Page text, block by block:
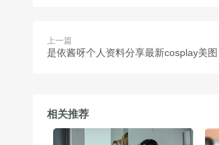
上一篇
是依酱呀个人资料分享最新cosplay美图
相关推荐